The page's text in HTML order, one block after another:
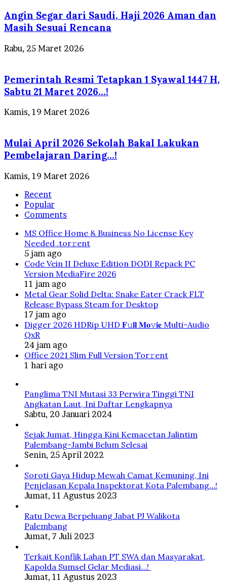
Angin Segar dari Saudi, Haji 2026 Aman dan
Masih Sesuai Rencana
Rabu, 25 Maret 2026
Pemerintah Resmi Tetapkan 1 Syawal 1447 H,
Sabtu 21 Maret 2026…!
Kamis, 19 Maret 2026
Mulai April 2026 Sekolah Bakal Lakukan
Pembelajaran Daring…!
Kamis, 19 Maret 2026
Recent
Popular
Comments
MS Office Home & Business No License Key
Needed .tоr𝚛еnt
5 jam ago
Code Vein II Deluxe Edition DODI Repack PC
Version MediaFire 2026
11 jam ago
Metal Gear Solid Delta: Snake Eater Crack FLT
Release Bypass Steam for Desktop
17 jam ago
Digger 2026 HDRip UHD 𝐅𝚞𝐥𝐥 𝐌𝐨𝚟𝐢𝐞 Multi-Audio
QxR
24 jam ago
Office 2021 Slim Full Version Tor𝚛ent
1 hari ago
Panglima TNI Mutasi 33 Perwira Tinggi TNI
Angkatan Laut, Ini Daftar Lengkapnya
Sabtu, 20 Januari 2024
Sejak Jumat, Hingga Kini Kemacetan Jalintim
Palembang-Jambi Belum Selesai
Senin, 25 April 2022
Soroti Gaya Hidup Mewah Camat Kemuning, Ini
Penjelasan Kepala Inspektorat Kota Palembang…!
Jumat, 11 Agustus 2023
Ratu Dewa Berpeluang Jabat PJ Walikota
Palembang
Jumat, 7 Juli 2023
Terkait Konflik Lahan PT SWA dan Masyarakat,
Kapolda Sumsel Gelar Mediasi…!
Jumat, 11 Agustus 2023